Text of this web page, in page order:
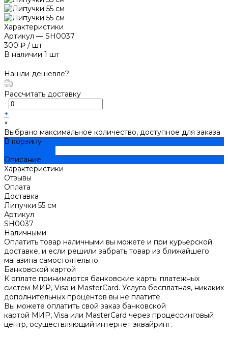
Характеристики
Артикул — SH0037
300 ₽ / шт
В наличии 1 шт
Нашли дешевле?
Рассчитать доставку
-
+
×
Выбрано максимальное количество, доступное для заказа
В корзину
Описание
Характеристики
Отзывы
Оплата
Доставка
Липучки 55 см
Артикул
SH0037
Наличными
Оплатить товар наличными вы можете и при курьерской
доставке, и если решили забрать товар из ближайшего
магазина самостоятельно.
Банковской картой
К оплате принимаются банковские карты платежных
систем МИР, Visa и MasterCard. Услуга бесплатная, никаких
дополнительных процентов вы не платите.
Вы можете оплатить свой заказ банковской
картой МИР, Visa или MasterCard через процессинговый
центр, осуществляющий интернет эквайринг.